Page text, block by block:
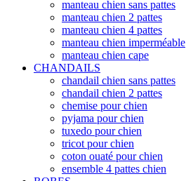
manteau chien sans pattes
manteau chien 2 pattes
manteau chien 4 pattes
manteau chien imperméable
manteau chien cape
CHANDAILS
chandail chien sans pattes
chandail chien 2 pattes
chemise pour chien
pyjama pour chien
tuxedo pour chien
tricot pour chien
coton ouaté pour chien
ensemble 4 pattes chien